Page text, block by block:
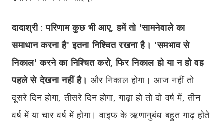
दादाश्री: परिणाम कुछ भी आए, हमें तो 'सामनेवाले का
समाधान करना है' इतना निश्चित रखना है। 'समभाव से
निकाल' करने का निश्चित करो, फिर निकाल हो या न हो वह
पहले से देखना नहीं है। और निकाल होगा। आज नहीं तो
दूसरे दिन होगा, तीसरे दिन होगा, गाढ़ा हो तो दो वर्ष में, तीन
वर्ष में या चार वर्ष में होगा। वाइफ के ऋणानुबंध बहुत गाढ़ होते